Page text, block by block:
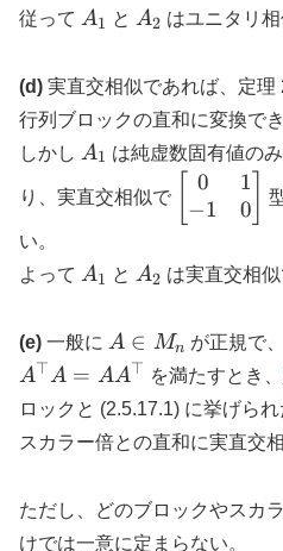
従って A_1
A1 と A_2
A2 はユニタリ相
(d) 実直交相似であれば、定理
行列ブロックの直和に変換で
しかし A_1
A1 は純虚数固有値の
り、実直交相似で
0
−1
1
0
い。
よって A_1
A1 と A_2
A2 は実直交相似
(e) 一般に A\in
M_n
A ∈ Mn が正規で
A⊤A = AA⊤ を満たすとき、
ロックと (2.5.17.1) に挙げら
スカラー倍との直和に実直交
ただし、どのブロックやスカ
けでは一意に定まらない。